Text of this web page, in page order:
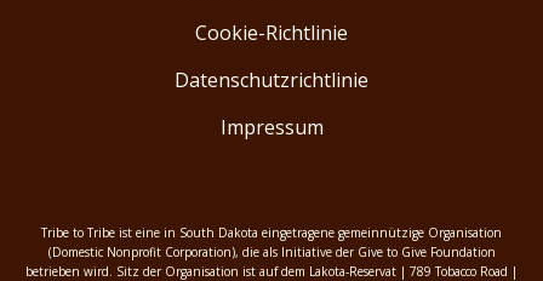
Cookie-Richtlinie
Datenschutzrichtlinie
Impressum
Tribe to Tribe ist eine in South Dakota eingetragene gemeinnützige Organisation
(Domestic Nonprofit Corporation), die als Initiative der Give to Give Foundation
betrieben wird. Sitz der Organisation ist auf dem Lakota-Reservat | 789 Tobacco Road |